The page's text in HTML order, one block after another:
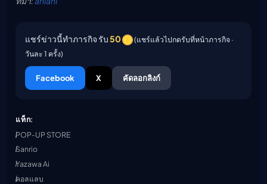
แชร์ข่าวนี้ทำภารกิจ รับ50
(แชร์แล้วไปกดรับที่หน้าภารกิจ ·
วันละ 1 ครั้ง)
Facebook X คัดลอกลิงก์
แท็ก:
POP-UP STORE
Sanrio
Yazawa Ai
คอลแลบ